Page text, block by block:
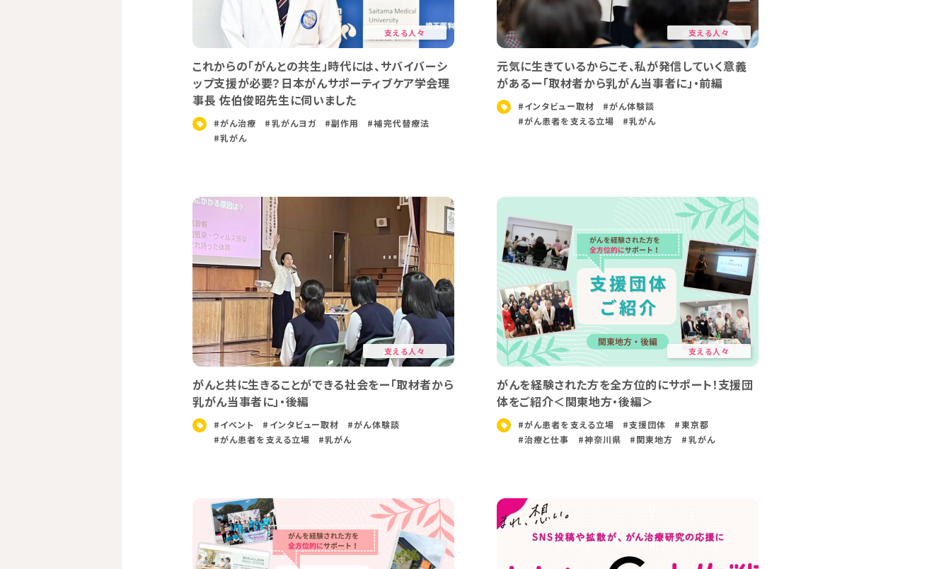
支える人々
これからの「がんとの共生」時代には、サバイバーシ
ップ支援が必要？日本がんサポーティブケア学会理
事長 佐伯俊昭先生に伺いました
#がん治療 #乳がんヨガ #副作用
#補完代替療法
#乳がん
支える人々
元気に生きているからこそ、私が発信していく意義
があるー「取材者から乳がん当事者に」・前編
#インタビュー取材
#がん体験談
#がん患者を支える立場
#乳がん
支える人々
がんと共に⽣きることができる社会をー「取材者から
乳がん当事者に」・後編
#イベント #インタビュー取材
#がん体験談
#がん患者を支える立場
#乳がん
支える人々
がんを経験された方を全方位的にサポート！支援団
体をご紹介＜関東地方・後編＞
#がん患者を支える立場 #支援団体
#東京都
#治療と仕事
#神奈川県 #関東地方 #乳がん